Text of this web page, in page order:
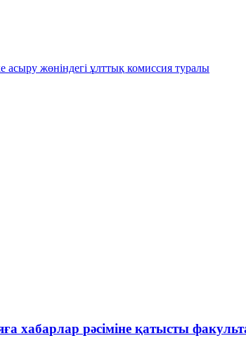
жөніндегі ұлттық комиссия туралы
хабарлар рәсіміне қатысты